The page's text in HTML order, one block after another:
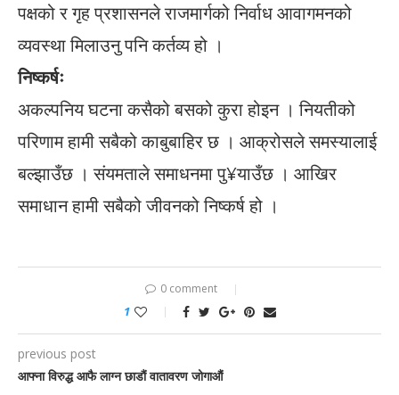
पक्षको र गृह प्रशासनले राजमार्गको निर्वाध आवागमनको
व्यवस्था मिलाउनु पनि कर्तव्य हो ।
निष्कर्षः
अकल्पनिय घटना कसैको बसको कुरा होइन । नियतीको
परिणाम हामी सबैको काबुबाहिर छ । आक्रोसले समस्यालाई
बल्झाउँछ । संयमताले समाधनमा पु¥याउँछ । आखिर
समाधान हामी सबैको जीवनको निष्कर्ष हो ।
0 comment
1
previous post
आफ्ना विरुद्ध आफै लाग्न छाडौं वातावरण जोगाऔं